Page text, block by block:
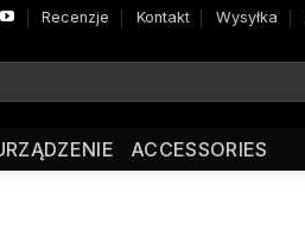
Recenzje Kontakt Wysyłka
ACCESSORIES